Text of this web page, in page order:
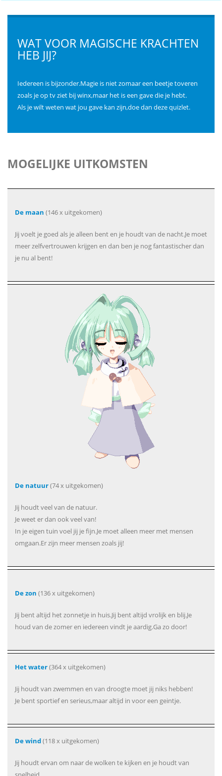
WAT VOOR MAGISCHE KRACHTEN
HEB JIJ?
Iedereen is bijzonder.Magie is niet zomaar een beetje toveren
zoals je op tv ziet bij winx,maar het is een gave die je hebt.
Als je wilt weten wat jou gave kan zijn,doe dan deze quizlet.
MOGELIJKE UITKOMSTEN
De maan (146 x uitgekomen)
Jij voelt je goed als je alleen bent en je houdt van de nacht.Je moet
meer zelfvertrouwen krijgen en dan ben je nog fantastischer dan
je nu al bent!
De natuur(74 x uitgekomen)
Jij houdt veel van de natuur.
Je weet er dan ook veel van!
In je eigen tuin voel jij je fijn.Je moet alleen meer met mensen
omgaan.Er zijn meer mensen zoals jij!
De zon (136 x uitgekomen)
Jij bent altijd het zonnetje in huis.Jij bent altijd vrolijk en blij.Je
houd van de zomer en iedereen vindt je aardig.Ga zo door!
Het water(364 x uitgekomen)
Jij houdt van zwemmen en van droogte moet jij niks hebben!
Je bent sportief en serieus,maar altijd in voor een geintje.
De wind(118 x uitgekomen)
Jij houdt ervan om naar de wolken te kijken en je houdt van